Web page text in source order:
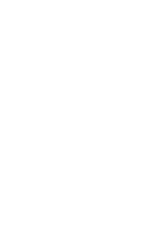
para
impacto del
clubes como
general de
cumplirse